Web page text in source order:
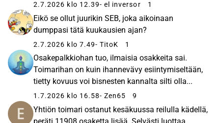
2.7.2026 klo 12.39- el inversor 1
Eikö se ollut juurikin SEB, joka aikoinaan
dumppasi tätä kuukausien ajan?
2.7.2026 klo 7.49- TitoK 1
Osakepalkkiohan tuo, ilmaisia osakkeita sai.
Toimarihan on kuin ihannevävy esiintymiseltään,
tietty kovuus voi bisnesten kannalta silti olla...
1.7.2026 klo 16.58- Zen65 9
Yhtiön toimari ostanut kesäkuussa reilulla kädellä,